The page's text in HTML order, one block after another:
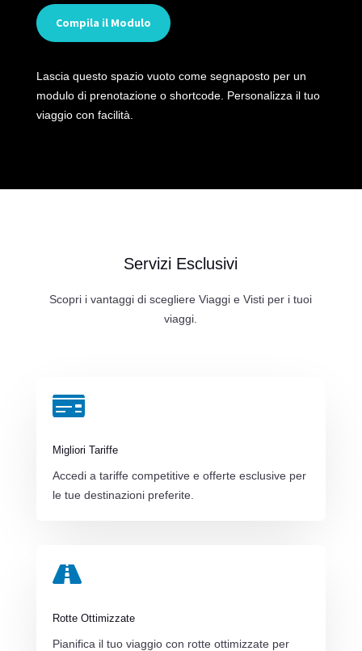
Compila il Modulo
Lascia questo spazio vuoto come segnaposto per un
modulo di prenotazione o shortcode. Personalizza il tuo
viaggio con facilità.
Servizi Esclusivi
Scopri i vantaggi di scegliere Viaggi e Visti per i tuoi
viaggi.

Migliori Tariffe
Accedi a tariffe competitive e offerte esclusive per
le tue destinazioni preferite.

Rotte Ottimizzate
Pianifica il tuo viaggio con rotte ottimizzate per